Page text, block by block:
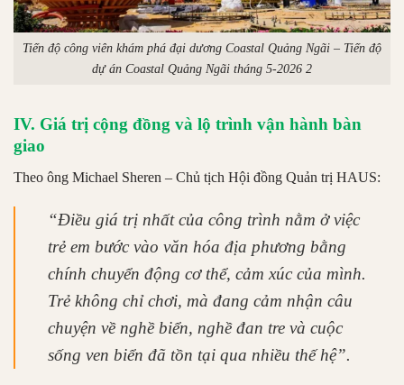
Tiến độ công viên khám phá đại dương Coastal Quảng Ngãi – Tiến độ
dự án Coastal Quảng Ngãi tháng 5-2026 2
IV. Giá trị cộng đồng và lộ trình vận hành bàn
giao
Theo ông Michael Sheren – Chủ tịch Hội đồng Quản trị HAUS:
“Điều giá trị nhất của công trình nằm ở việc
trẻ em bước vào văn hóa địa phương bằng
chính chuyển động cơ thể, cảm xúc của mình.
Trẻ không chỉ chơi, mà đang cảm nhận câu
chuyện về nghề biển, nghề đan tre và cuộc
sống ven biển đã tồn tại qua nhiều thế hệ”.